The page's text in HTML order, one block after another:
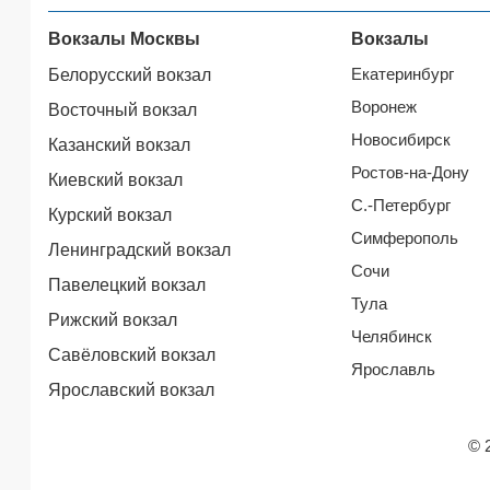
Вокзалы Москвы
Белорусский вокзал
Восточный вокзал
Казанский вокзал
Киевский вокзал
Курский вокзал
Ленинградский вокзал
Павелецкий вокзал
Рижский вокзал
Савёловский вокзал
Ярославский вокзал
Вокзалы
Екатеринбург
Воронеж
Новосибирск
Ростов-на-Дону
С.-Петербург
Симферополь
Сочи
Тула
Челябинск
Ярославль
©